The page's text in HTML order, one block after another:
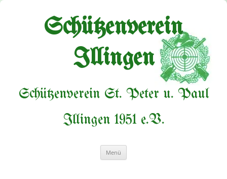
Schützenverein
Illingen
Schützenverein St. Peter u. Paul
Illingen 1951 e.V.
Menü